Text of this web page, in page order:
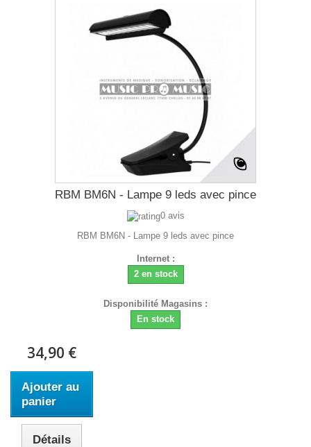
RBM BM6N - Lampe 9 leds avec pince
0 avis
RBM BM6N - Lampe 9 leds avec pince
Internet :
2 en stock
Disponibilité Magasins :
En stock
34,90 €
Ajouter au
panier
Détails